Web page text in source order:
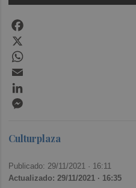
Culturplaza
Publicado: 29/11/2021 · 16:11
Actualizado: 29/11/2021 · 16:35